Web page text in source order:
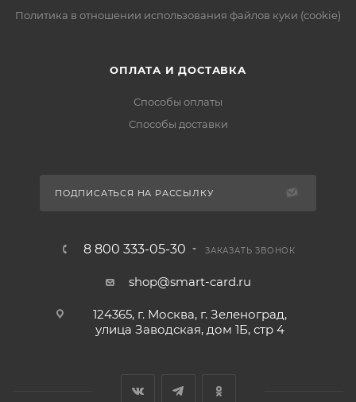
Политика в отношении использования файлов куки (cookie)
ОПЛАТА И ДОСТАВКА
Способы оплаты
Способы доставки
ПОДПИСАТЬСЯ НА РАССЫЛКУ
8 800 333-05-30 ЗАКАЗАТЬ ЗВОНОК
shop@smart-card.ru
124365, г. Москва, г. Зеленоград,
улица Заводская, дом 1Б, стр 4